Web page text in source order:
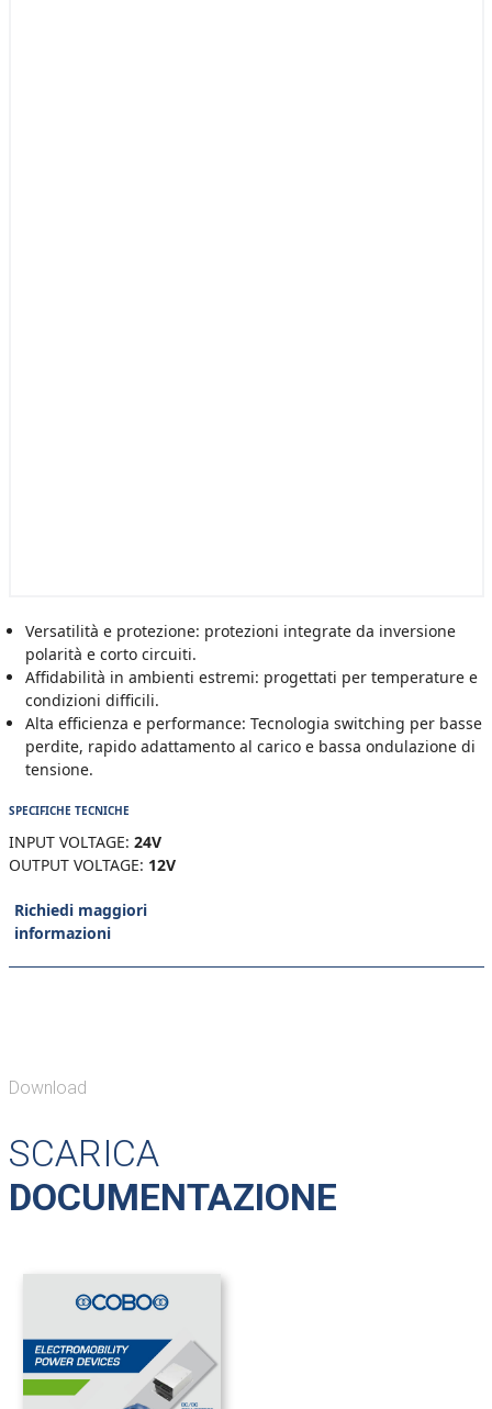
Versatilità e protezione: protezioni integrate da inversione
polarità e corto circuiti.
Affidabilità in ambienti estremi: progettati per temperature e
condizioni difficili.
Alta efficienza e performance: Tecnologia switching per basse
perdite, rapido adattamento al carico e bassa ondulazione di
tensione.
SPECIFICHE TECNICHE
INPUT VOLTAGE: 24V
OUTPUT VOLTAGE: 12V
Richiedi maggiori
informazioni
Download
SCARICA
DOCUMENTAZIONE